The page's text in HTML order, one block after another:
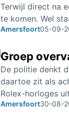
Terwijl direct na
te komen. Wel
Amersfoort05-09-
Groep
De politie denkt
daartoe zit als
Rolex-horloges
Amersfoort30-08-